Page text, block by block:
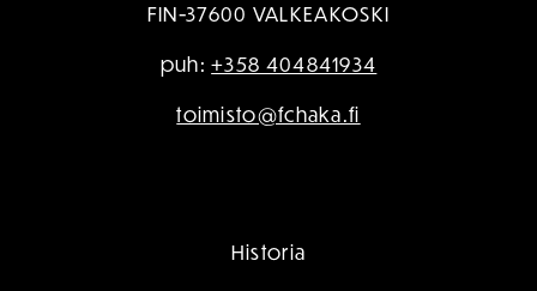
FIN-37600 VALKEAKOSKI
puh:+358 404841934
toimisto@fchaka.fi
Historia